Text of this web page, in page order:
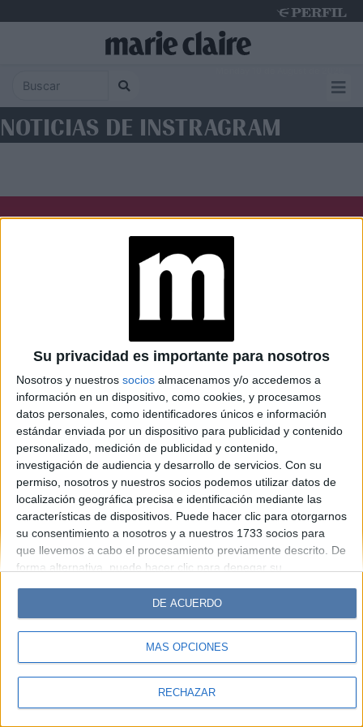
Su privacidad es importante para nosotros
Nosotros y nuestros socios almacenamos y/o accedemos a
información en un dispositivo, como cookies, y procesamos
datos personales, como identificadores únicos e información
estándar enviada por un dispositivo para publicidad y contenido
personalizado, medición de publicidad y contenido,
investigación de audiencia y desarrollo de servicios. Con su
permiso, nosotros y nuestros socios podemos utilizar datos de
localización geográfica precisa e identificación mediante las
características de dispositivos. Puede hacer clic para otorgarnos
su consentimiento a nosotros y a nuestros 1733 socios para
que llevemos a cabo el procesamiento previamente descrito. De
forma alternativa, puede hacer clic para denegar su
cambiar sus preferencias antes de otorgar su consentimiento.
Tenga en cuenta que algún procesamiento de sus datos
personales puede no requerir de su consentimiento, pero usted
tiene el derecho de rechazar tal procesamiento. Sus
sus preferencias o retirar su consentimiento en cualquier
MÁS OPCIONES
RECHAZAR
DE ACUERDO
NOTICIAS DE INSTRAGRAM
Caras Noticias
Weekend Parabrisas
Look
Luz Mía Lunateen Break BATimes
© Perfil.com 2006-2019 - Todos los derechos reservados
Registro de Propiedad Intelectual: Nro. 5346433